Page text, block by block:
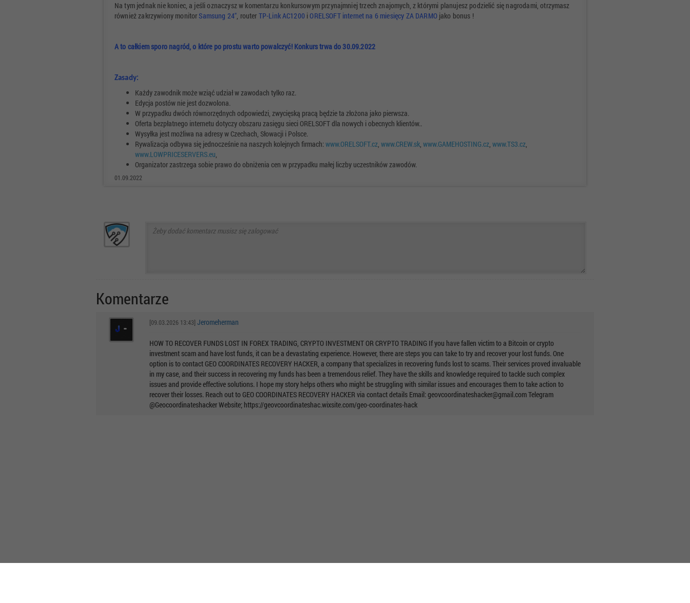
Na tym jednak nie koniec, a jeśli oznaczysz w komentarzu konkursowym przynajmniej trzech znajomych, z którymi planujesz podzielić się nagrodami, otrzymasz
również zakrzywiony monitorSamsung 24", router TP-Link AC1200 iORELSOFT internet na 6 miesięcy ZA DARMOjako bonus !
A to całkiem sporo nagród, o które po prostu warto powalczyć! Konkurs trwa do 30.09.2022
Zasady:
Każdy zawodnik może wziąć udział w zawodach tylko raz.
Edycja postów nie jest dozwolona.
W przypadku dwóch równorzędnych odpowiedzi, zwycięską pracą będzie ta złożona jako pierwsza.
Oferta bezpłatnego internetu dotyczy obszaru zasięgu sieci ORELSOFT dla nowych i obecnych klientów..
Wysyłka jest możliwa na adresy w Czechach, Słowacji i Polsce.
Rywalizacja odbywa się jednocześnie na naszych kolejnych firmach: www.ORELSOFT.cz, www.CREW.sk, www.GAMEHOSTING.cz, www.TS3.cz,
www.LOWPRICESERVERS.eu,
Organizator zastrzega sobie prawo do obniżenia cen w przypadku małej liczby uczestników zawodów.
01.09.2022
Komentarze
[09.03.2026 13:43] Jeromeherman
HOW TO RECOVER FUNDS LOST IN FOREX TRADING, CRYPTO INVESTMENT OR CRYPTO TRADING If you have fallen victim to a Bitcoin or crypto
investment scam and have lost funds, it can be a devastating experience. However, there are steps you can take to try and recover your lost funds. One
option is to contact GEO COORDINATES RECOVERY HACKER, a company that specializes in recovering funds lost to scams. Their services proved invaluable
in my case, and their success in recovering my funds has been a tremendous relief. They have the skills and knowledge required to tackle such complex
issues and provide effective solutions. I hope my story helps others who might be struggling with similar issues and encourages them to take action to
recover their losses. Reach out to GEO COORDINATES RECOVERY HACKER via contact details Email:geovcoordinateshacker@gmail.comTelegram
@Geocoordinateshacker Website; https://geovcoordinateshac.wixsite.com/geo-coordinates-hack